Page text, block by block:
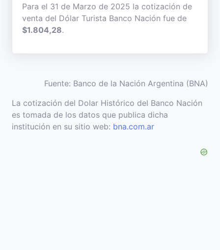
Para el 31 de Marzo de 2025 la cotización de
venta del Dólar Turista Banco Nación fue de
$1.804,28.
Fuente: Banco de la Nación Argentina (BNA)
La cotización del Dolar Histórico del Banco Nación
es tomada de los datos que publica dicha
institución en su sitio web: bna.com.ar